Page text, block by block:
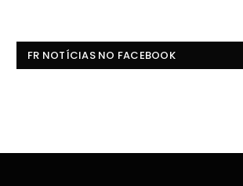
FR NOTÍCIAS NO FACEBOOK